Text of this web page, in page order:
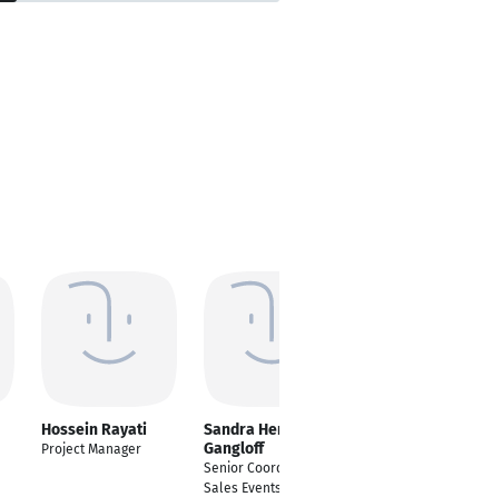
Hossein Rayati
Project Manager
Sandra Herbst-
Gangloff
Senior Coordinator
Sales Events -